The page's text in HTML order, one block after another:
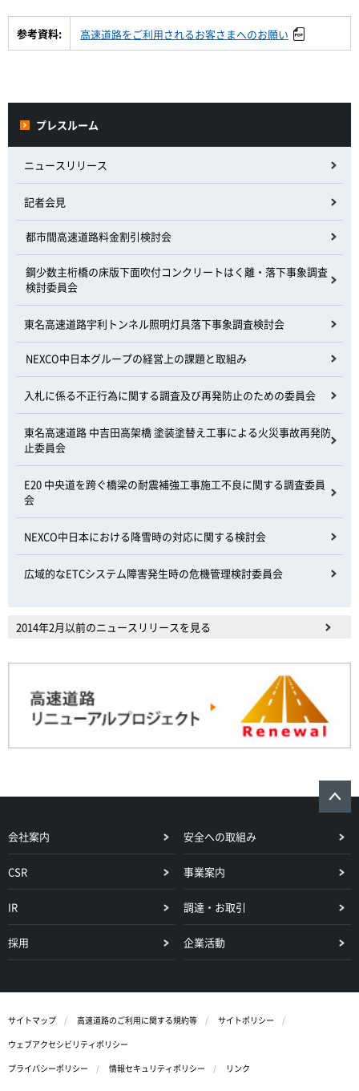
参考資料: 高速道路をご利用されるお客さまへのお願い
プレスルーム
ニュースリリース
記者会見
都市間高速道路料金割引検討会
鋼少数主桁橋の床版下面吹付コンクリートはく離・落下事象調査
検討委員会
東名高速道路宇利トンネル照明灯具落下事象調査検討会
NEXCO中日本グループの経営上の課題と取組み
入札に係る不正行為に関する調査及び再発防止のための委員会
東名高速道路 中吉田高架橋 塗装塗替え工事による火災事故再発防
止委員会
E20 中央道を跨ぐ橋梁の耐震補強工事施工不良に関する調査委員
会
NEXCO中日本における降雪時の対応に関する検討会
広域的なETCシステム障害発生時の危機管理検討委員会
2014年2月以前のニュースリリースを見る
会社案内 安全への取組み
CSR 事業案内
IR 調達・お取引
採用 企業活動
サイトマップ 高速道路のご利用に関する規約等
サイトポリシー
ウェブアクセシビリティポリシー
プライバシーポリシー
情報セキュリティポリシー リンク